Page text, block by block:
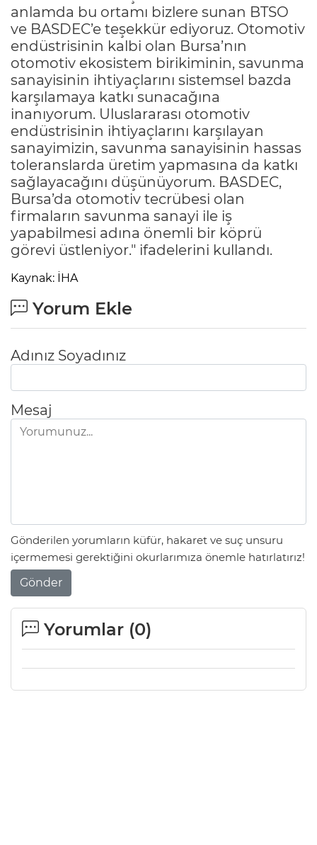
anlamda bu ortamı bizlere sunan BTSO
ve BASDEC’e teşekkür ediyoruz. Otomotiv
endüstrisinin kalbi olan Bursa’nın
otomotiv ekosistem birikiminin, savunma
sanayisinin ihtiyaçlarını sistemsel bazda
karşılamaya katkı sunacağına
inanıyorum. Uluslararası otomotiv
endüstrisinin ihtiyaçlarını karşılayan
sanayimizin, savunma sanayisinin hassas
toleranslarda üretim yapmasına da katkı
sağlayacağını düşünüyorum. BASDEC,
Bursa’da otomotiv tecrübesi olan
firmaların savunma sanayi ile iş
yapabilmesi adına önemli bir köprü
görevi üstleniyor." ifadelerini kullandı.
Kaynak: İHA
Yorum Ekle
Adınız Soyadınız
Mesaj
Gönderilen yorumların küfür, hakaret ve suç unsuru
içermemesi gerektiğini okurlarımıza önemle hatırlatırız!
Gönder
Yorumlar (0)